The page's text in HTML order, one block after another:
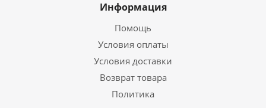
Информация
Помощь
Условия оплаты
Условия доставки
Возврат товара
Политика